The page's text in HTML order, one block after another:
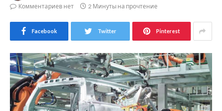
Комментариев нет
2 Минуты на прочтение
Facebook Twitter Pinterest